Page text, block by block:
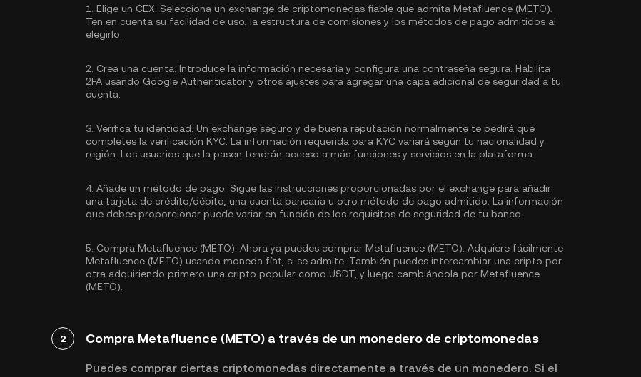
1. Elige un CEX: Selecciona un exchange de criptomonedas fiable que admita Metafluence (METO).
Ten en cuenta su facilidad de uso, la estructura de comisiones y los métodos de pago admitidos al
elegirlo.
2. Crea una cuenta: Introduce la información necesaria y configura una contraseña segura. Habilita
2FA usando Google Authenticatory otros ajustes para agregar una capa adicional de seguridad a tu
cuenta.
3. Verifica tu identidad: Un exchange seguro y de buena reputación normalmente te pedirá que
completes la verificación KYC. La información requerida para KYC variará según tu nacionalidad y
región. Los usuarios que la pasen tendrán acceso a más funciones y servicios en la plataforma.
4. Añade un método de pago: Sigue las instrucciones proporcionadas por el exchange para añadir
una tarjeta de crédito/débito, una cuenta bancaria u otro método de pago admitido. La información
que debes proporcionar puede variar en función de los requisitos de seguridad de tu banco.
5. Compra Metafluence (METO): Ahora ya puedes comprar Metafluence (METO). Adquiere fácilmente
Metafluence (METO) usando moneda fíat, si se admite. También puedes intercambiar una cripto por
otra adquiriendo primero una cripto popular como USDT , y luego cambiándola por Metafluence
(METO).
2 Compra Metafluence (METO) a través de un monedero de criptomonedas
Puedes comprar ciertas criptomonedas directamente a través de un monedero. Si el